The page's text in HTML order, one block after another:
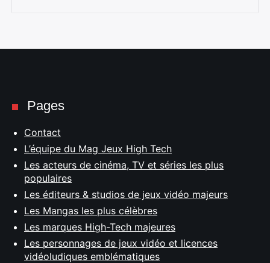
Pages
Contact
L’équipe du Mag Jeux High Tech
Les acteurs de cinéma, TV et séries les plus
populaires
Les éditeurs & studios de jeux vidéo majeurs
Les Mangas les plus célèbres
Les marques High-Tech majeures
Les personnages de jeux vidéo et licences
vidéoludiques emblématiques